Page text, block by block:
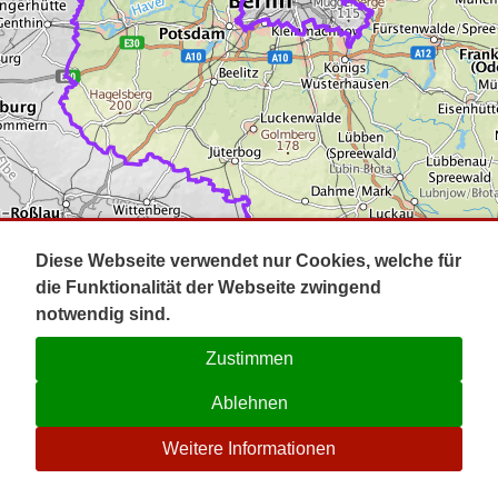
Impressum
Kontakt
☉
Diese Webseite verwendet nur Cookies, welche für
die Funktionalität der Webseite zwingend
notwendig sind.
Zustimmen
Ablehnen
Weitere Informationen